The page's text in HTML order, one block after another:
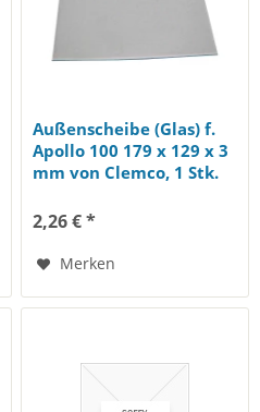
Außenscheibe (Glas) f.
Apollo 100 179 x 129 x 3
mm von Clemco, 1 Stk.
2,26 € *
Merken